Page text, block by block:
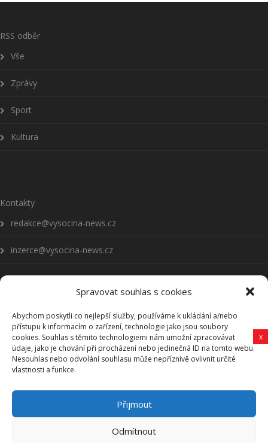
Spravovat souhlas s cookies
Abychom poskytli co nejlepší služby, používáme k ukládání a/nebo
přístupu k informacím o zařízení, technologie jako jsou soubory
cookies. Souhlas s těmito technologiemi nám umožní zpracovávat
údaje, jako je chování při procházení nebo jedinečná ID na tomto webu.
Nesouhlas nebo odvolání souhlasu může nepříznivě ovlivnit určité
vlastnosti a funkce.
Přijmout
Odmítnout
RSS odběr
Vše
Zprávy
Sport
Kultura
Kontakty
redakce@vysocina-news.cz
inzerce@vysocina-news.cz
Přihlásit se k odběru novinek
Všeobecné podmínky
Vysočina-news.cz
Zpravodajství z Vysočiny
x